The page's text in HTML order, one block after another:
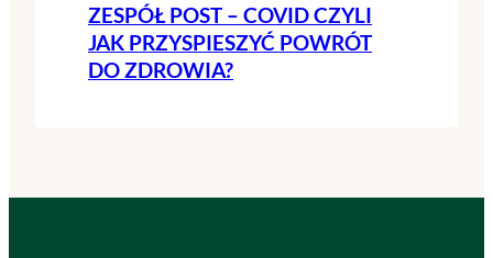
ZESPÓŁ POST – COVID CZYLI
JAK PRZYSPIESZYĆ POWRÓT
DO ZDROWIA?